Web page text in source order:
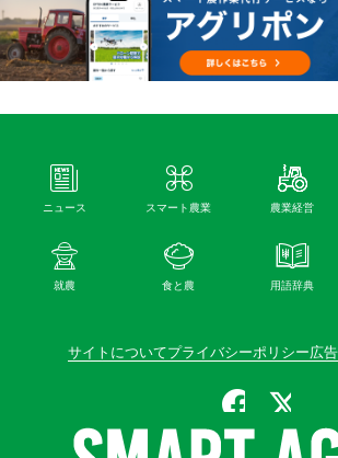
ニュース スマート農業 農業経営
就農 食と農 用語辞典
サイトについてプライバシーポリシー広
公式